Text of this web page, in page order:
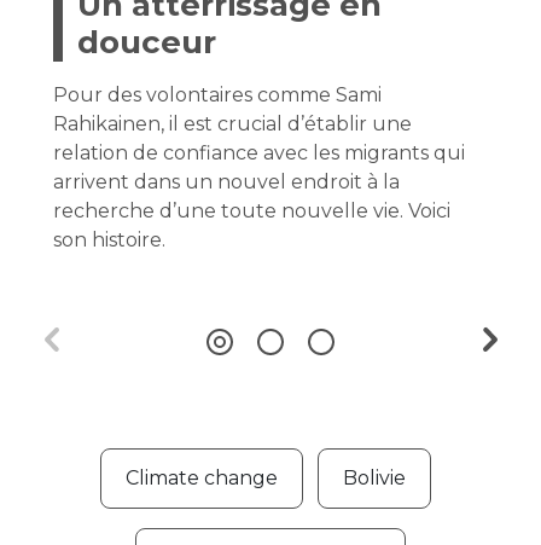
douceur
Pour des volontaires comme Sami
Rahikainen, il est crucial d’établir une
relation de confiance avec les migrants qui
arrivent dans un nouvel endroit à la
recherche d’une toute nouvelle vie. Voici
son histoire.
Climate change Bolivie